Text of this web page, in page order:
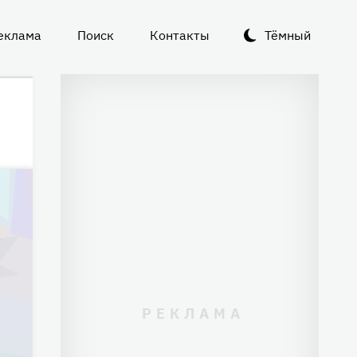
Тёмный
Поиск Контакты